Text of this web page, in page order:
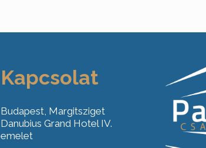
Kapcsolat
Budapest, Margitsziget
Danubius Grand Hotel IV.
emelet